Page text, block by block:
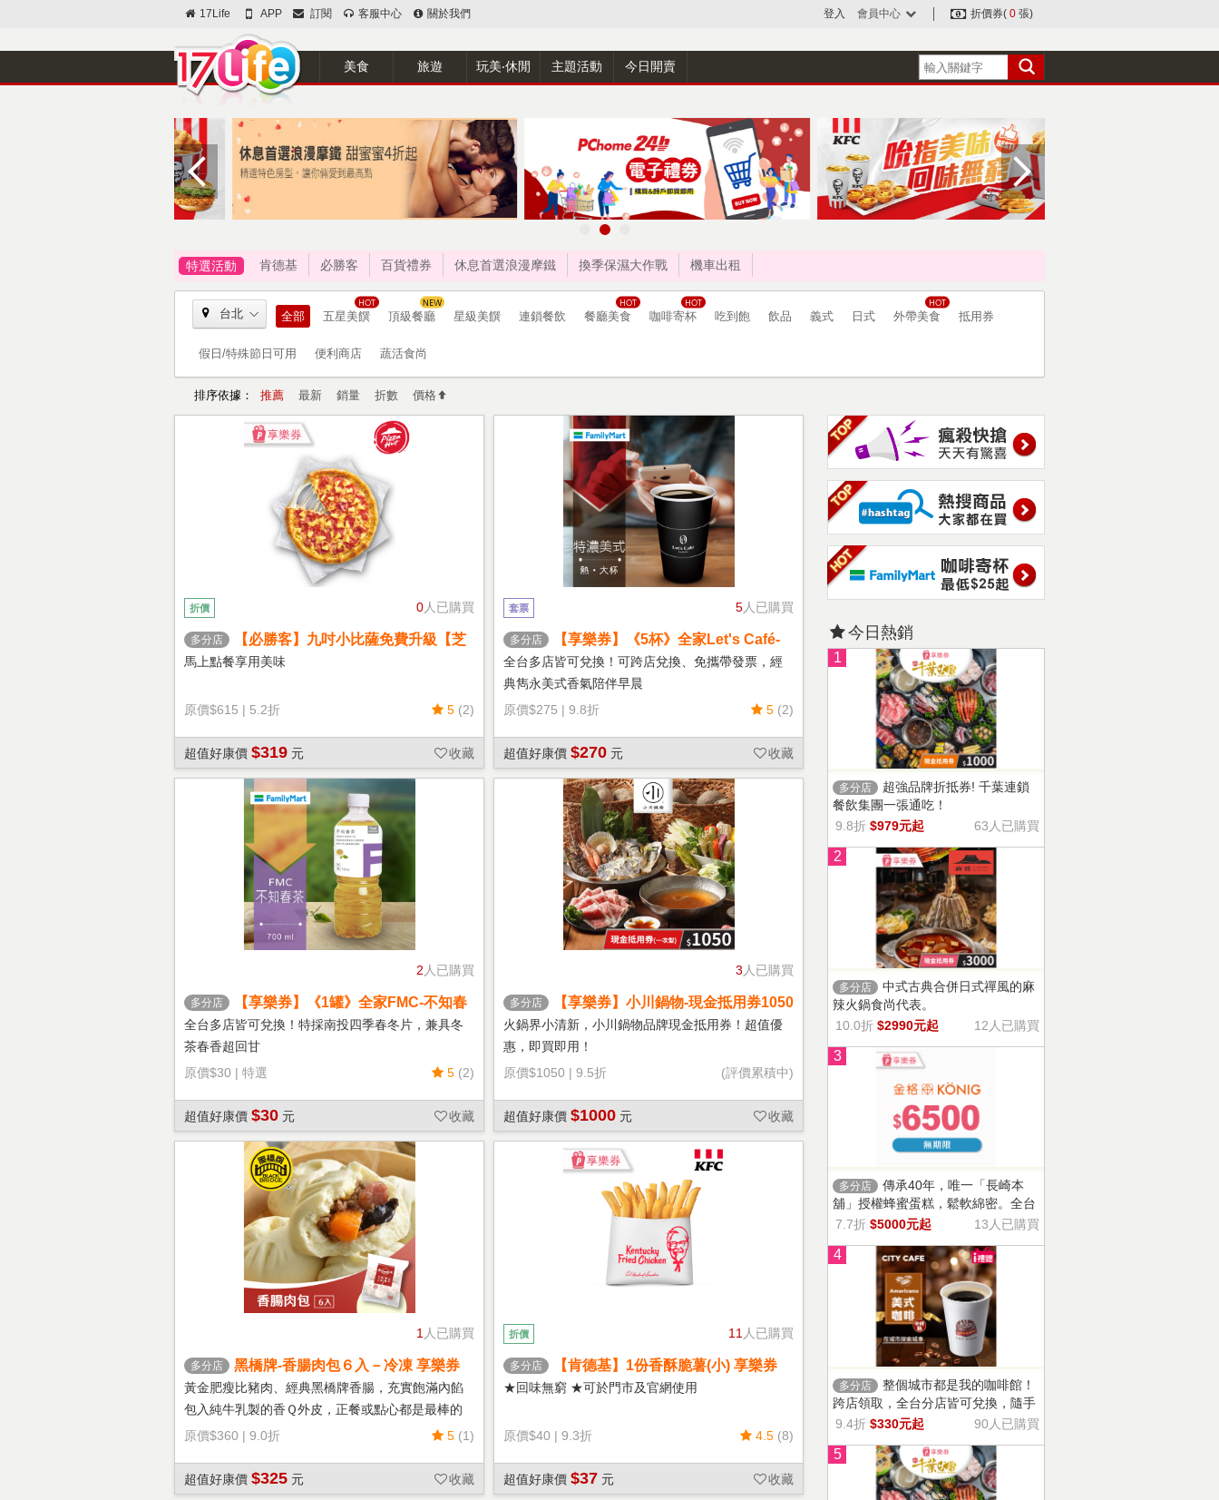
17Life APP 訂閱 客服中心 關於我們 登入 會員中心 折價券( 0 張)
美食 旅遊 玩美‧休閒 主題活動 今日開賣
特選活動 肯德基 必勝客 百貨禮券 休息首選浪漫摩鐵 換季保濕大作戰 機車出租
台北 全部 五星美饌 頂級餐廳 星級美饌 連鎖餐飲 餐廳美食 咖啡寄杯 吃到飽 飲品 義式 日式 外帶美食 抵用券
假日/特殊節日可用 便利商店 蔬活食尚
排序依據： 推薦 最新 銷量 折數 價格
0人已購買
折價
多分店
【必勝客】九吋小比薩免費升級【芝
心餅皮】享樂券
馬上點餐享用美味
原價$615 | 5.2折 5 (2)
超值好康價 $319 元 收藏
5人已購買
套票
多分店
【享樂券】《5杯》全家Let's Café-
熱特濃美式(大杯)
全台多店皆可兌換！可跨店兌換、免攜帶發票，經
典雋永美式香氣陪伴早晨
原價$275 | 9.8折 5 (2)
超值好康價 $270 元 收藏
2 人已購買
多分店
【享樂券】《1罐》全家FMC-不知春
茶
全台多店皆可兌換！特採南投四季春冬片，兼具冬
茶春香超回甘
原價$30 | 特選 5 (2)
超值好康價 $30 元 收藏
3 人已購買
多分店
【享樂券】小川鍋物-現金抵用券1050
元(一次型)
火鍋界小清新，小川鍋物品牌現金抵用券！超值優
惠，即買即用！
原價$1050 | 9.5折 (評價累積中)
超值好康價 $1000 元 收藏
1 人已購買
多分店 黑橋牌-香腸肉包６入－冷凍 享樂券
黃金肥瘦比豬肉、經典黑橋牌香腸，充實飽滿內餡
包入純牛乳製的香Ｑ外皮，正餐或點心都是最棒的
選擇！
原價$360 | 9.0折 5 (1)
超值好康價 $325 元 收藏
11 人已購買
折價
多分店 【肯德基】1份香酥脆薯(小) 享樂券
★回味無窮 ★可於門市及官網使用
原價$40 | 9.3折 4.5 (8)
超值好康價 $37 元 收藏
今日熱銷
1
多分店
超強品牌折抵券! 千葉連鎖
餐飲集團一張通吃！
9.8折 $979元起 63人已購買
2
多分店
中式古典合併日式禪風的麻
辣火鍋食尚代表。
10.0折 $2990元起 12人已購買
3
多分店
傳承40年，唯一「長崎本
舖」授權蜂蜜蛋糕，鬆軟綿密。全台
13家門市適用，自選商品，幸福烘焙
7.7折 $5000元起 13人已購買
4
多分店
整個城市都是我的咖啡館！
跨店領取，全台分店皆可兌換，隨手
一杯濃郁香醇，調和酸味，清新果香
9.4折 $330元起 90人已購買
5